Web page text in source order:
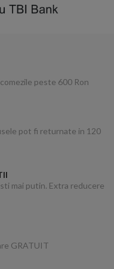
peste 600 Ron
pot fi returnate in 120
mai putin. Extra reducere
GRATUIT